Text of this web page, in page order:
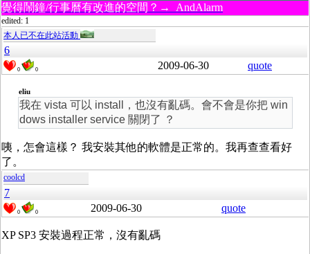
覺得鬧鐘/行事曆有改進的空間？→ AndAlarm
edited: 1
本人已不在此站活動
6
0 0 2009-06-30 quote
eliu
我在 vista 可以 install，也沒有亂碼。會不會是你把 win
dows installer service 關閉了 ？
咦，怎會這樣？ 我安裝其他的軟體是正常的。我再查查看好
了。
coolcd
7
0 0 2009-06-30 quote
XP SP3 安裝過程正常，沒有亂碼